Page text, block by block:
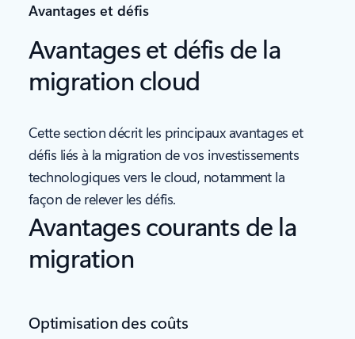
Avantages et défis
Avantages et défis de la
migration cloud
Cette section décrit les principaux avantages et
défis liés à la migration de vos investissements
technologiques vers le cloud, notamment la
façon de relever les défis.
Avantages courants de la
migration
Optimisation des coûts